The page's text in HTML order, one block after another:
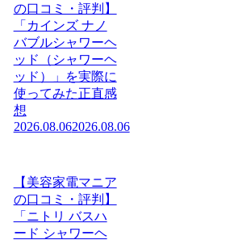
の口コミ・評判】
「カインズ ナノ
バブルシャワーヘ
ッド（シャワーヘ
ッド）」を実際に
使ってみた正直感
想
2026.08.062026.08.06
【美容家電マニア
の口コミ・評判】
「ニトリ バスハ
ード シャワーヘ